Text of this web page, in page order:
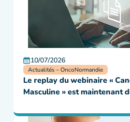
10/07/2026
Actualités – OncoNormandie
Le replay du webinaire «
Masculine » est maintenant